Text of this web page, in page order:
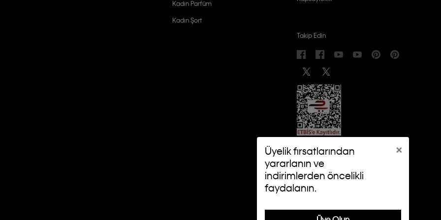
×
Üyelik fırsatlarından
yararlanın ve
indirimlerden öncelikli
faydalanın.
Kadın Parfüm
Kadın Şort
Takip Edin